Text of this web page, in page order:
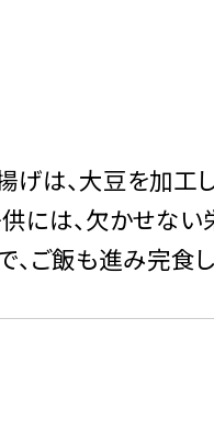
は、大豆を加工
には、欠かせない
、ご飯も進み完食